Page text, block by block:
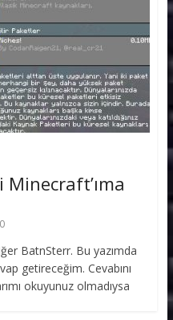
Minecraft’ıma
0
BatnSterr. Bu yazımda
getireceğim. Cevabını
okuyunuz olmadıysa